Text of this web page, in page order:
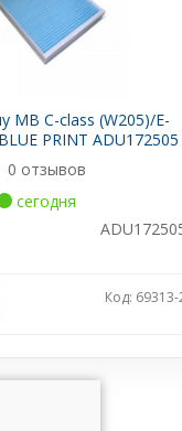
MB C-class (W205)/E-
PRINT ADU172505
0 отзывов
сегодня
Код: 69313-